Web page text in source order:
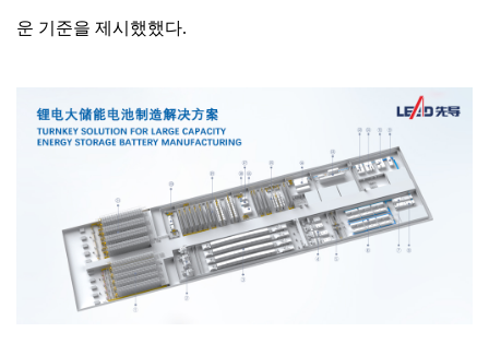
운 기준을 제시했했다.